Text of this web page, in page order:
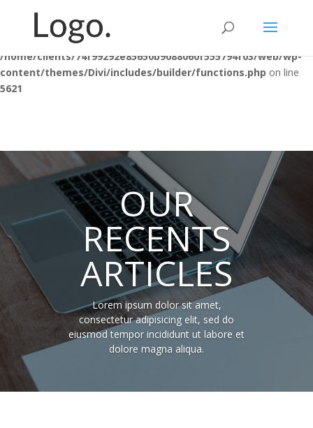
: "continue" targeting switch is equivalent to "break". Did
you mean to use "continue 2"? in
/home/clients/74f99292e85650b9088060f555794f03/web/wp-
content/themes/Divi/includes/builder/functions.php on line
5621
OUR
RECENTS
ARTICLES
Lorem ipsum dolor sit amet,
consectetur adipisicing elit, sed do
eiusmod tempor incididunt ut labore et
dolore magna aliqua.